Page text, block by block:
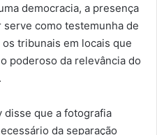
democracia, a presença
como testemunha de
tribunais em locais que
poderoso da relevância do
disse que a fotografia
da separação